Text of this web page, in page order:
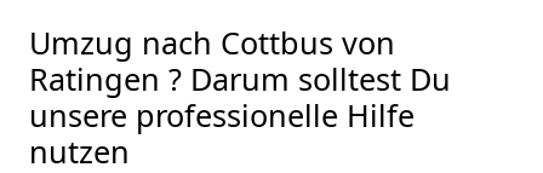
Umzug nach Cottbus von
Ratingen ? Darum solltest Du
unsere professionelle Hilfe
nutzen